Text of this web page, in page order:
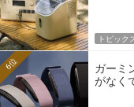
トピック
ガーミ
がなく
6位